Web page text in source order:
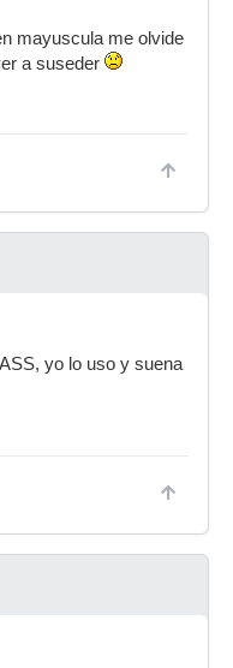
mayuscula me olvide
a suseder
yo lo uso y suena